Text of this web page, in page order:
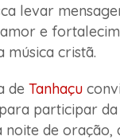
levar
e
música cristã.
de Tanhaçu
participar
noite de oração,